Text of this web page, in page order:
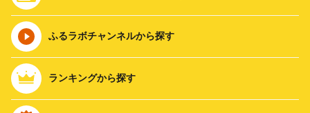
ふるラボチャンネルから探す
ランキングから探す